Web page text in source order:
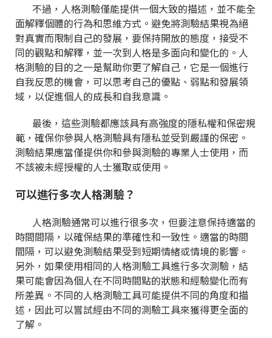
不過，人格測驗僅能提供一個大致的描述，並不能全
面解釋個體的行為和思維方式。避免將測驗結果視為絕
對真實而限制自己的發展，要保持開放的態度，接受不
同的觀點和解釋，並一次到人格是多面向和變化的。人
格測驗的目的之一是幫助你更了解自己，它是一個進行
自我反思的機會，可以思考自己的優點、弱點和發展領
域，以促進個人的成長和自我意識。
最後，這些測驗都應該具有高強度的隱私權和保密規
範，確保你參與人格測驗具有隱私並受到嚴謹的保密。
測驗結果應當僅提供你和參與測驗的專業人士使用，而
不該被未經授權的人士獲取或使用。
可以進行多次人格測驗？
人格測驗通常可以進行很多次，但要注意保持適當的
時間間隔，以確保結果的準確性和一致性。適當的時間
間隔，可以避免測驗結果受到短期情緒或情境的影響。
另外，如果使用相同的人格測驗工具進行多次測驗，結
果可能會因為個人在不同時間點的狀態和經驗變化而有
所差異。不同的人格測驗工具可能提供不同的角度和描
述，因此可以嘗試經由不同的測驗工具來獲得更全面的
了解。